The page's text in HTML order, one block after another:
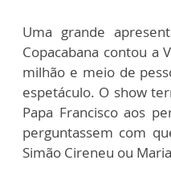
Uma grande
Copacabana contou a
milhão e meio de
espetáculo. O show
Papa Francisco aos
perguntassem com
Simão Cireneu ou